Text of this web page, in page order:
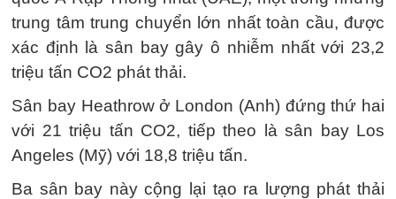
trung tâm trung chuyển lớn nhất toàn cầu, được
xác định là sân bay gây ô nhiễm nhất với 23,2
triệu tấn CO2 phát thải.
Sân bay Heathrow ở London (Anh) đứng thứ hai
với 21 triệu tấn CO2, tiếp theo là sân bay Los
Angeles (Mỹ) với 18,8 triệu tấn.
Ba sân bay này cộng lại tạo ra lượng phát thải